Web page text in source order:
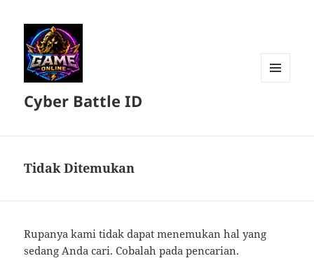
Cyber Battle ID
Tidak Ditemukan
Rupanya kami tidak dapat menemukan hal yang
sedang Anda cari. Cobalah pada pencarian.